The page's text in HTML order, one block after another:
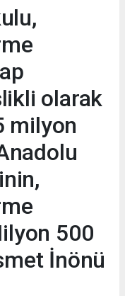
olarak
milyon
500
İnönü